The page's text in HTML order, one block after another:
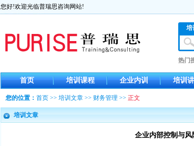
您好!欢迎光临普瑞思咨询网站!
培
热门
首页 培训课程 企业内训 培训
您的位置： 首页 >> 培训文章 >> 财务管理 >> 正文
培训文章
企业内部控制与风